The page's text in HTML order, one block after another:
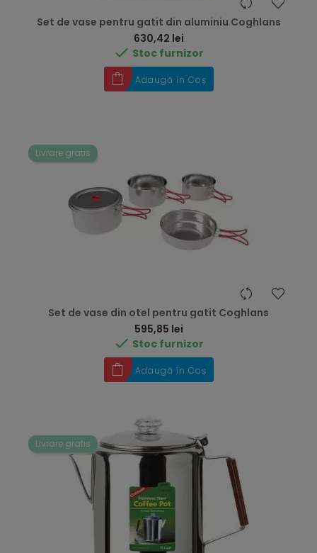
Set de vase pentru gatit din aluminiu Coghlans
630,42 lei
 Stoc furnizor
Adaugă în Coș
Livrare gratis
Set de vase din otel pentru gatit Coghlans
595,85 lei
 Stoc furnizor
Adaugă în Coș
Livrare gratis